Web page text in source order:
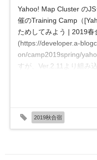
Yahoo! Map Cluster の
催のTraining Camp（
ためしてみよう | 2019春
(https://developer.a-
on/camp2019spring/
すが、Ver.2.11より組み
2019秋合宿